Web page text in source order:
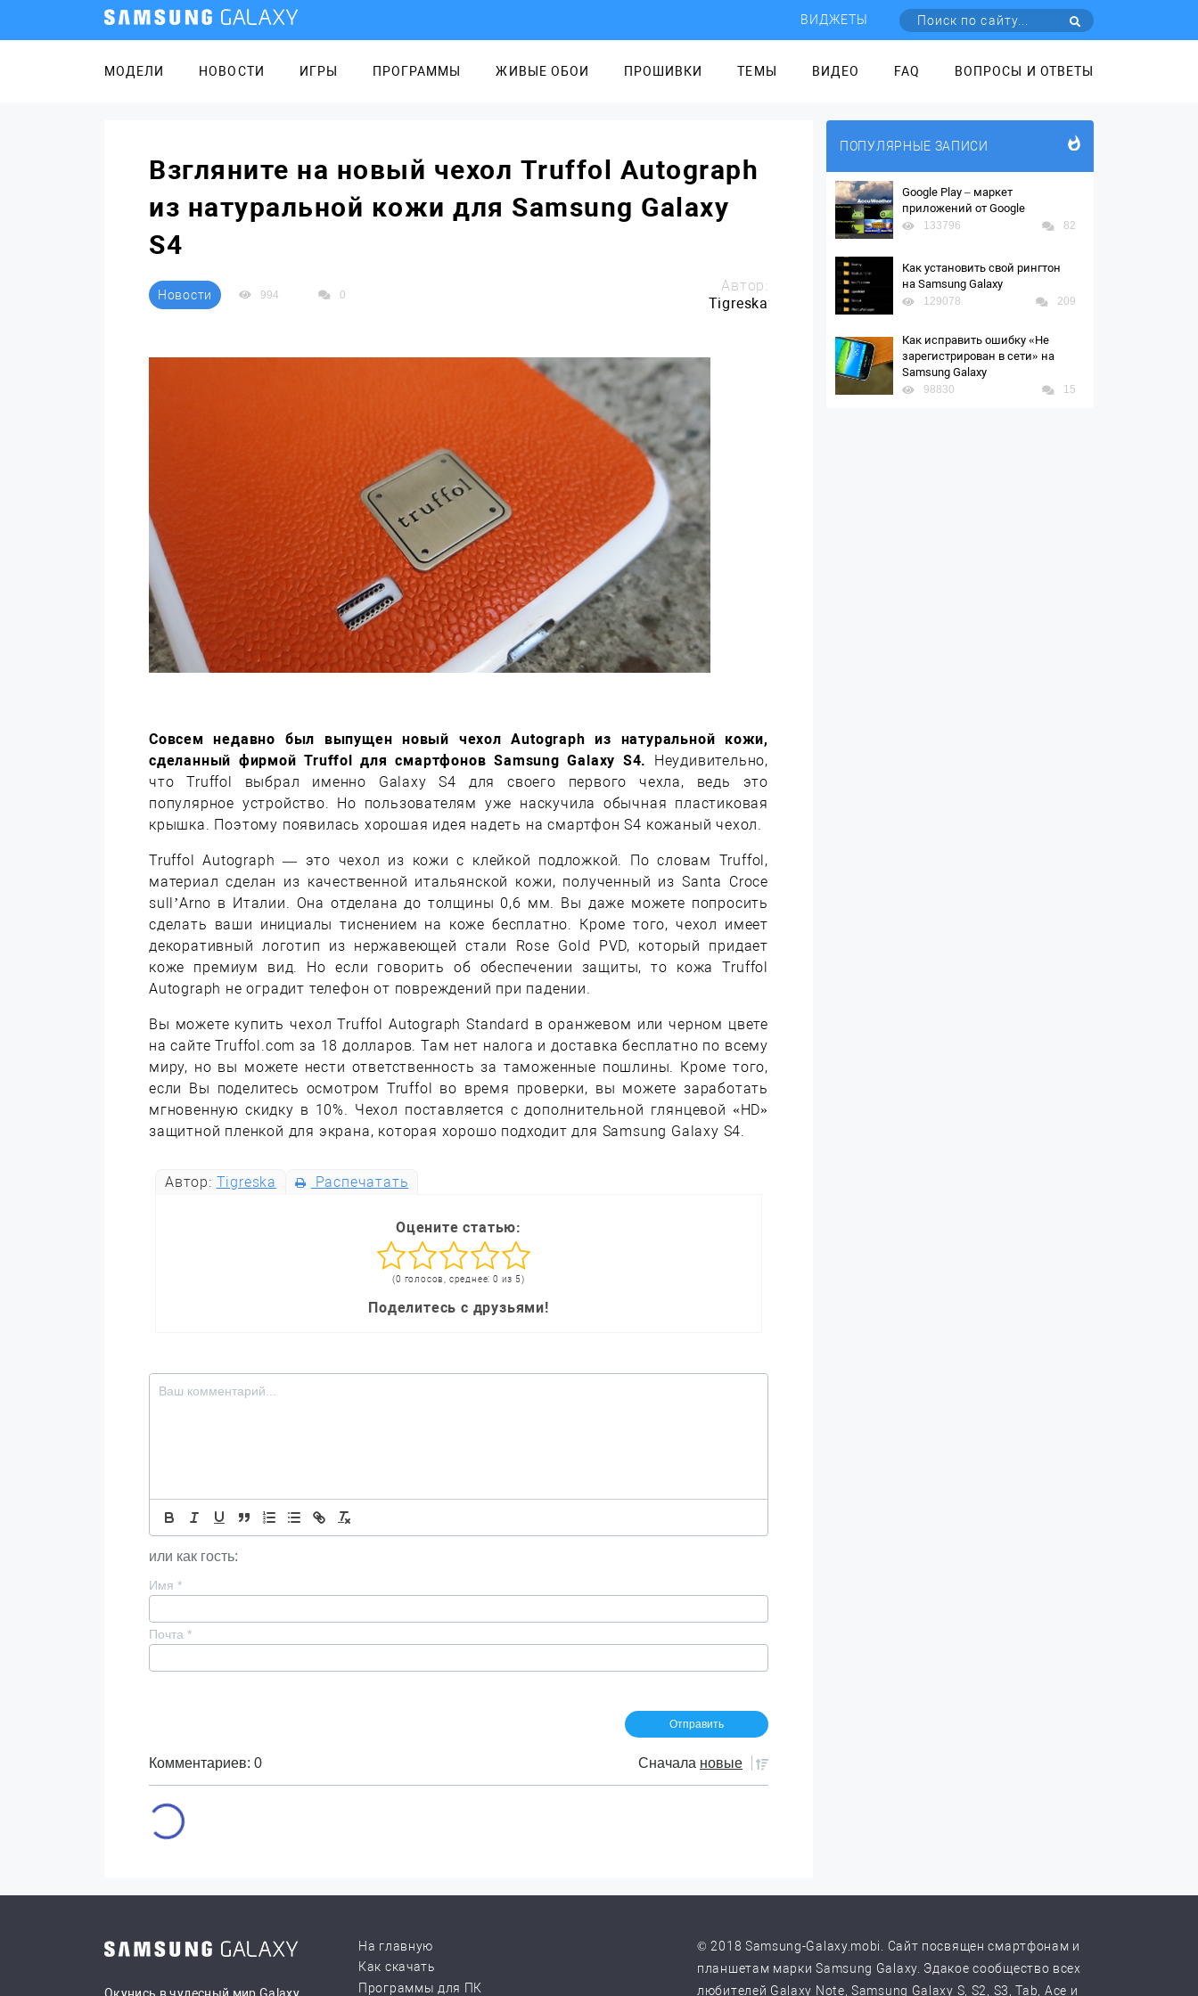
ВИДЖЕТЫ
МОДЕЛИ НОВОСТИ ИГРЫ ПРОГРАММЫ ЖИВЫЕ ОБОИ ПРОШИВКИ ТЕМЫ ВИДЕО FAQ ВОПРОСЫ И ОТВЕТЫ
Взгляните на новый чехол Truffol Autograph
из натуральной кожи для Samsung Galaxy
S4
Новости 994 0
Автор:
Tigreska
Совсем недавно был выпущен новый чехол Autograph из натуральной кожи,
сделанный фирмой Truffol для смартфонов Samsung Galaxy S4.
Неудивительно,
что Truffol выбрал именно Galaxy S4 для своего первого чехла, ведь это
популярное устройство. Но пользователям уже наскучила обычная пластиковая
крышка. Поэтому появилась хорошая идея надеть на смартфон S4 кожаный чехол.
Truffol Autograph — это чехол из кожи с клейкой подложкой. По словам Truffol,
материал сделан из качественной итальянской кожи, полученный из Santa Croce
sull’Arno в Италии. Она отделана до толщины 0,6 мм. Вы даже можете попросить
сделать ваши инициалы тиснением на коже бесплатно. Кроме того, чехол имеет
декоративный логотип из нержавеющей стали Rose Gold PVD, который придает
коже премиум вид. Но если говорить об обеспечении защиты, то кожа Truffol
Autograph не оградит телефон от повреждений при падении.
Вы можете купить чехол Truffol Autograph Standard в оранжевом или черном цвете
на сайте Truffol.com за 18 долларов. Там нет налога и доставка бесплатно по всему
миру, но вы можете нести ответственность за таможенные пошлины. Кроме того,
если Вы поделитесь осмотром Truffol во время проверки, вы можете заработать
мгновенную скидку в 10%. Чехол поставляется с дополнительной глянцевой «HD»
защитной пленкой для экрана, которая хорошо подходит для Samsung Galaxy S4.
Автор: Tigreska Распечатать
Оцените статью:
(0 голосов, среднее: 0 из 5)
Поделитесь с друзьями!
или как гость:
Имя *
Почта *
Комментариев: 0 Сначала новые
ПОПУЛЯРНЫЕ ЗАПИСИ
Google Play – маркет
приложений от Google
133796 82
Как установить свой рингтон
на Samsung Galaxy
129078 209
Как исправить ошибку «Не
зарегистрирован в сети» на
Samsung Galaxy
98830 15
На главную
Как скачать
Программы для ПК
© 2018 Samsung-Galaxy.mobi. Сайт посвящен смартфонам и
планшетам марки Samsung Galaxy. Эдакое сообщество всех
любителей Galaxy Note, Samsung Galaxy S, S2, S3, Tab, Ace и